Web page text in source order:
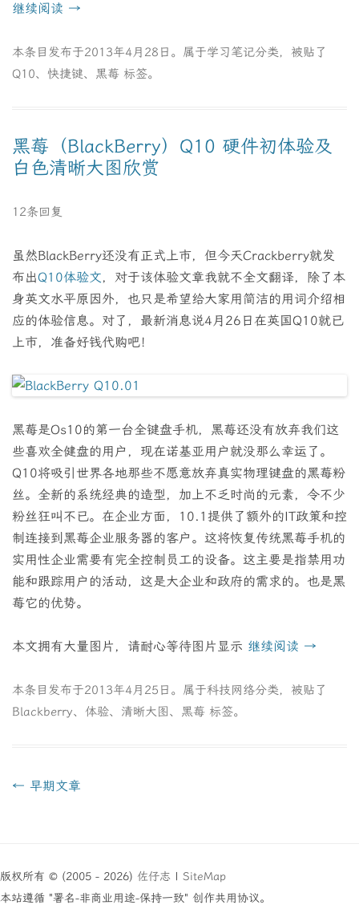
继续阅读 →
本条目发布于2013年4月28日 。属于学习笔记分类，被贴了
Q10、 快捷键、 黑莓 标签。
黑莓（BlackBerry）Q10 硬件初体验及
白色清晰大图欣赏
12条回复
虽然BlackBerry还没有正式上市，但今天Crackberry就发
布出Q10体验文，对于该体验文章我就不全文翻译，除了本
身英文水平原因外，也只是希望给大家用简洁的用词介绍相
应的体验信息。对了，最新消息说4月26日在英国Q10就已
上市，准备好钱代购吧！
黑莓是Os10的第一台全键盘手机，黑莓还没有放弃我们这
些喜欢全健盘的用户，现在诺基亚用户就没那么幸运了。
Q10将吸引世界各地那些不愿意放弃真实物理键盘的黑莓粉
丝。全新的系统经典的造型，加上不乏时尚的元素，令不少
粉丝狂叫不已。在企业方面，10.1提供了额外的IT政策和控
制连接到黑莓企业服务器的客户。这将恢复传统黑莓手机的
实用性企业需要有完全控制员工的设备。这主要是指禁用功
能和跟踪用户的活动，这是大企业和政府的需求的。也是黑
莓它的优势。
本文拥有大量图片，请耐心等待图片显示 继续阅读 →
本条目发布于2013年4月25日 。属于科技网络分类，被贴了
Blackberry、 体验、 清晰大图、 黑莓 标签。
文
← 早期文章
版权所有 © (2005 - 2026) 佐仔志 | SiteMap
本站遵循 "署名-非商业用途-保持一致" 创作共用协议。